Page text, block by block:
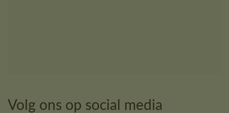
Volg ons op social media